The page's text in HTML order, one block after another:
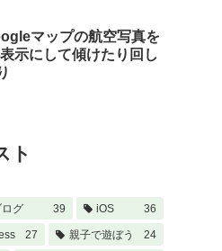
マップの航空写真を
示にして傾けたり回し
ト
ログ 39 iOS 36
27 親子で遊ぼう 24